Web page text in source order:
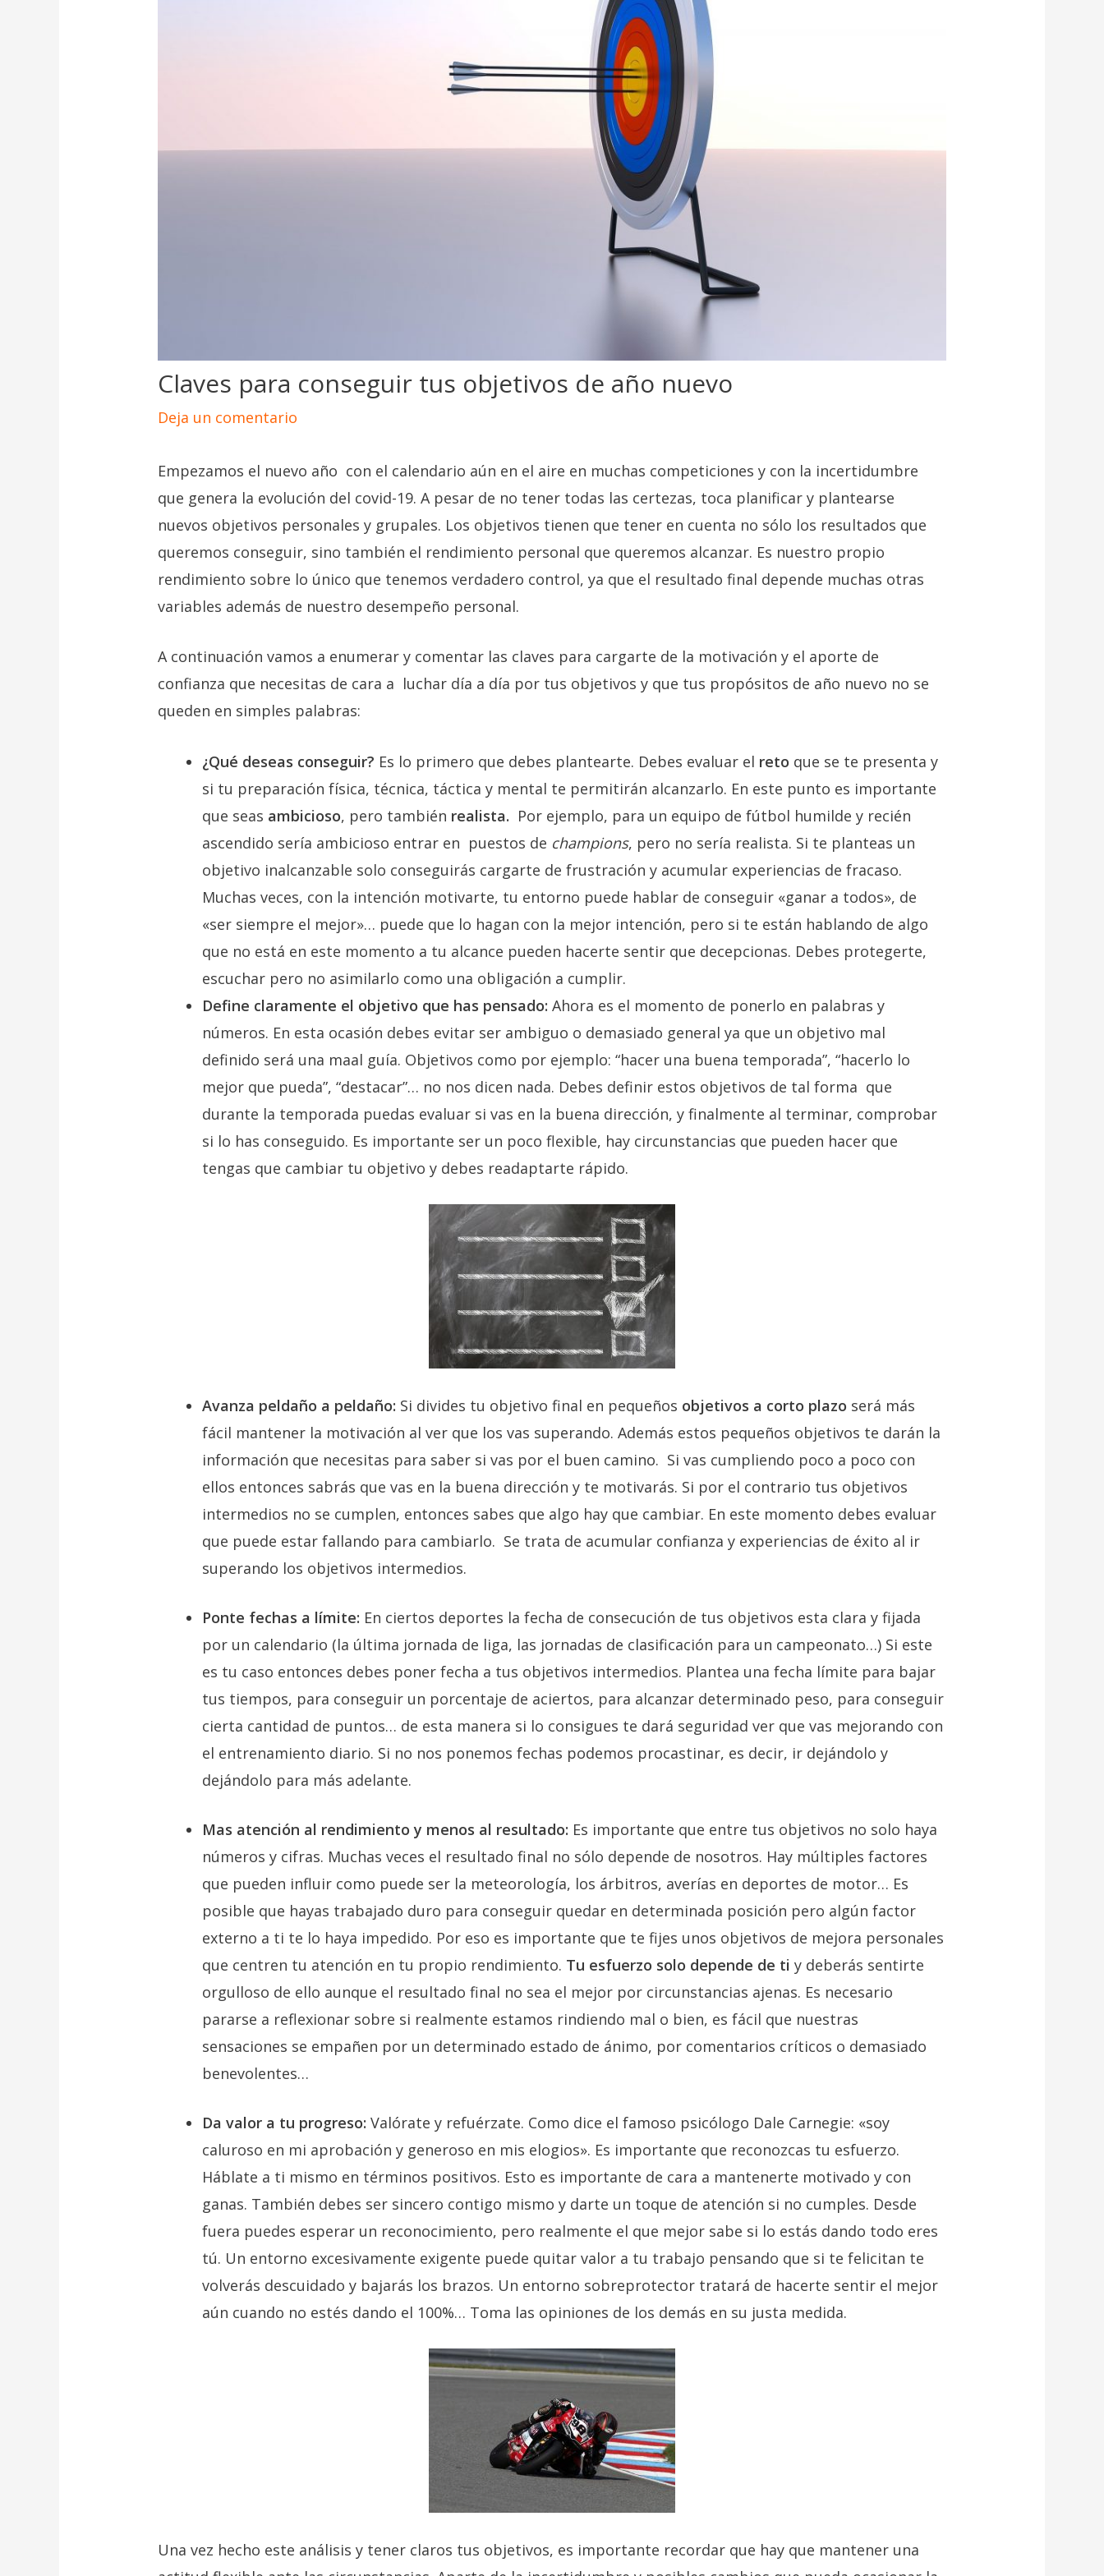
Claves para conseguir tus objetivos de año nuevo
Deja un comentario
Empezamos el nuevo año con el calendario aún en el aire en muchas competiciones y con la incertidumbre
que genera la evolución del covid-19. A pesar de no tener todas las certezas, toca planificar y plantearse
nuevos objetivos personales y grupales. Los objetivos tienen que tener en cuenta no sólo los resultados que
queremos conseguir, sino también el rendimiento personal que queremos alcanzar. Es nuestro propio
rendimiento sobre lo único que tenemos verdadero control, ya que el resultado final depende muchas otras
variables además de nuestro desempeño personal.
A continuación vamos a enumerar y comentar las claves para cargarte de la motivación y el aporte de
confianza que necesitas de cara a luchar día a día por tus objetivos y que tus propósitos de año nuevo no se
queden en simples palabras:
¿Qué deseas conseguir? Es lo primero que debes plantearte. Debes evaluar el reto que se te presenta y
si tu preparación física, técnica, táctica y mental te permitirán alcanzarlo. En este punto es importante
que seas ambicioso, pero también realista. Por ejemplo, para un equipo de fútbol humilde y recién
ascendido sería ambicioso entrar en puestos de champions, pero no sería realista. Si te planteas un
objetivo inalcanzable solo conseguirás cargarte de frustración y acumular experiencias de fracaso.
Muchas veces, con la intención motivarte, tu entorno puede hablar de conseguir «ganar a todos», de
«ser siempre el mejor»… puede que lo hagan con la mejor intención, pero si te están hablando de algo
que no está en este momento a tu alcance pueden hacerte sentir que decepcionas. Debes protegerte,
escuchar pero no asimilarlo como una obligación a cumplir.
Define claramente el objetivo que has pensado: Ahora es el momento de ponerlo en palabras y
números. En esta ocasión debes evitar ser ambiguo o demasiado general ya que un objetivo mal
definido será una maal guía. Objetivos como por ejemplo: “hacer una buena temporada”, “hacerlo lo
mejor que pueda”, “destacar”… no nos dicen nada. Debes definir estos objetivos de tal forma que
durante la temporada puedas evaluar si vas en la buena dirección, y finalmente al terminar, comprobar
si lo has conseguido. Es importante ser un poco flexible, hay circunstancias que pueden hacer que
tengas que cambiar tu objetivo y debes readaptarte rápido.
Avanza peldaño a peldaño: Si divides tu objetivo final en pequeños objetivos a corto plazo será más
fácil mantener la motivación al ver que los vas superando. Además estos pequeños objetivos te darán la
información que necesitas para saber si vas por el buen camino. Si vas cumpliendo poco a poco con
ellos entonces sabrás que vas en la buena dirección y te motivarás. Si por el contrario tus objetivos
intermedios no se cumplen, entonces sabes que algo hay que cambiar. En este momento debes evaluar
que puede estar fallando para cambiarlo. Se trata de acumular confianza y experiencias de éxito al ir
superando los objetivos intermedios.
Ponte fechas a límite: En ciertos deportes la fecha de consecución de tus objetivos esta clara y fijada
por un calendario (la última jornada de liga, las jornadas de clasificación para un campeonato…) Si este
es tu caso entonces debes poner fecha a tus objetivos intermedios. Plantea una fecha límite para bajar
tus tiempos, para conseguir un porcentaje de aciertos, para alcanzar determinado peso, para conseguir
cierta cantidad de puntos… de esta manera si lo consigues te dará seguridad ver que vas mejorando con
el entrenamiento diario. Si no nos ponemos fechas podemos procastinar, es decir, ir dejándolo y
dejándolo para más adelante.
Mas atención al rendimiento y menos al resultado: Es importante que entre tus objetivos no solo haya
números y cifras. Muchas veces el resultado final no sólo depende de nosotros. Hay múltiples factores
que pueden influir como puede ser la meteorología, los árbitros, averías en deportes de motor… Es
posible que hayas trabajado duro para conseguir quedar en determinada posición pero algún factor
externo a ti te lo haya impedido. Por eso es importante que te fijes unos objetivos de mejora personales
que centren tu atención en tu propio rendimiento. Tu esfuerzo solo depende de ti y deberás sentirte
orgulloso de ello aunque el resultado final no sea el mejor por circunstancias ajenas. Es necesario
pararse a reflexionar sobre si realmente estamos rindiendo mal o bien, es fácil que nuestras
sensaciones se empañen por un determinado estado de ánimo, por comentarios críticos o demasiado
benevolentes…
Da valor a tu progreso: Valórate y refuérzate. Como dice el famoso psicólogo Dale Carnegie: «soy
caluroso en mi aprobación y generoso en mis elogios». Es importante que reconozcas tu esfuerzo.
Háblate a ti mismo en términos positivos. Esto es importante de cara a mantenerte motivado y con
ganas. También debes ser sincero contigo mismo y darte un toque de atención si no cumples. Desde
fuera puedes esperar un reconocimiento, pero realmente el que mejor sabe si lo estás dando todo eres
tú. Un entorno excesivamente exigente puede quitar valor a tu trabajo pensando que si te felicitan te
volverás descuidado y bajarás los brazos. Un entorno sobreprotector tratará de hacerte sentir el mejor
aún cuando no estés dando el 100%… Toma las opiniones de los demás en su justa medida.
Una vez hecho este análisis y tener claros tus objetivos, es importante recordar que hay que mantener una